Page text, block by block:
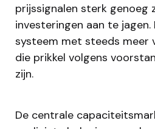
prijssignalen sterk genoeg
investeringen aan te jagen.
systeem met steeds meer
die prikkel volgens
zijn.
De centrale